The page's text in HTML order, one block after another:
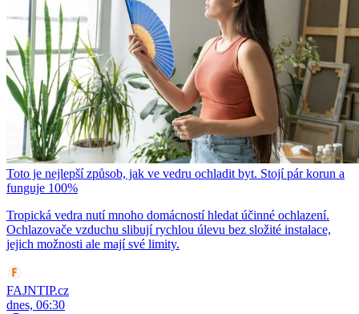
Toto je nejlepší způsob, jak ve vedru ochladit byt. Stojí pár korun a
funguje 100%
Tropická vedra nutí mnoho domácností hledat účinné ochlazení.
Ochlazovače vzduchu slibují rychlou úlevu bez složité instalace,
jejich možnosti ale mají své limity.
FAJNTIP.cz
dnes, 06:30